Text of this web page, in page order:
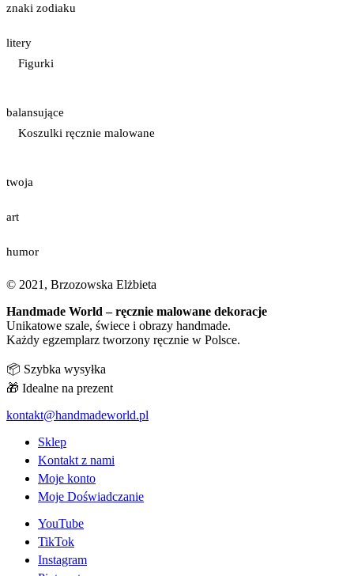
znaki zodiaku
litery
Figurki
balansujące
Koszulki ręcznie malowane
twoja
art
humor
© 2021, Brzozowska Elżbieta
Handmade World – ręcznie malowane dekoracje
Unikatowe szale, świece i obrazy handmade.
Każdy egzemplarz tworzony ręcznie w Polsce.
📦 Szybka wysyłka
🎁 Idealne na prezent
kontakt@handmadeworld.pl
Sklep
Kontakt z nami
Moje konto
Moje Doświadczanie
YouTube
TikTok
Instagram